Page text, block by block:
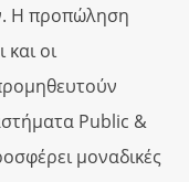
Η προπώληση
και οι
Public &
μοναδικές